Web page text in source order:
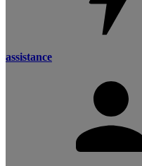
assistance